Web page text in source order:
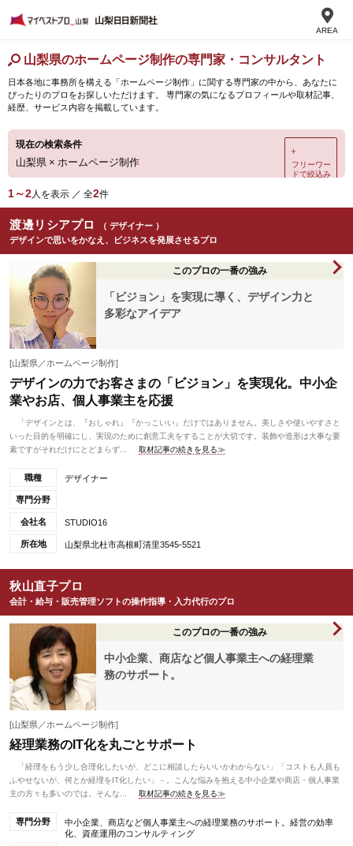
AREA
山梨県のホームページ制作の専門家・コンサルタント
日本各地に事務所を構える「ホームページ制作」に関する専門家の中から、あなたに
ぴったりのプロをお探しいただけます。 専門家の気になるプロフィールや取材記事、
経歴、サービス内容を掲載しています。
現在の検索条件
山梨県 × ホームページ制作
＋
フリーワー
ドで絞込み
1～2人を表示 ／ 全2件
渡邊リシアプロ
（ デザイナー ）
デザインで思いをかなえ、ビジネスを発展させるプロ
このプロの一番の強み
「ビジョン」を実現に導く、デザイン力と
多彩なアイデア
[山梨県／ホームページ制作]
デザインの力でお客さまの「ビジョン」を実現化。中小企
業やお店、個人事業主を応援
「デザインとは、『おしゃれ』『かっこいい』だけではありません。美しさや使いやすさと
いった目的を明確にし、実現のために創意工夫をすることが大切です。装飾や造形は大事な要
素ですがそれだけにとどまらず...
取材記事の続きを見る≫
職種 デザイナー
専門分野
会社名 STUDIO16
所在地 山梨県北杜市高根町清里3545-5521
秋山直子プロ
会計・給与・販売管理ソフトの操作指導・入力代行のプロ
このプロの一番の強み
中小企業、商店など個人事業主への経理業
務のサポート。
[山梨県／ホームページ制作]
経理業務のIT化を丸ごとサポート
「経理をもう少し合理化したいが、どこに相談したらいいかわからない」「コストも人員も
ふやせないが、何とか経理をIT化したい」－。こんな悩みを抱える中小企業や商店・個人事業
主の方々も多いのでは。そんな...
取材記事の続きを見る≫
専門分野
中小企業、商店など個人事業主への経理業務のサポート。経営の効率
化、資産運用のコンサルティング